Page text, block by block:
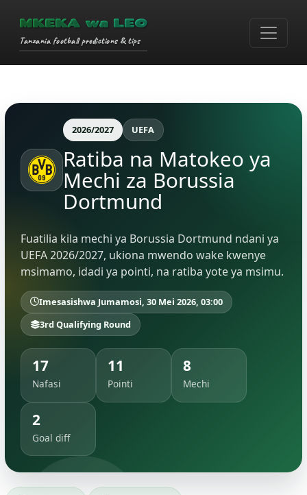
MKEKA wa LEO
Tanzania football predictions & tips
2026/2027 UEFA
Ratiba na Matokeo ya
Mechi za Borussia
Dortmund
Fuatilia kila mechi ya Borussia Dortmund ndani ya
UEFA 2026/2027, ukiona mwendo wake kwenye
msimamo, idadi ya pointi, na ratiba yote ya msimu.
Imesasishwa Jumamosi, 30 Mei 2026, 03:00
3rd Qualifying Round
17
Nafasi
11
Pointi
8
Mechi
2
Goal diff